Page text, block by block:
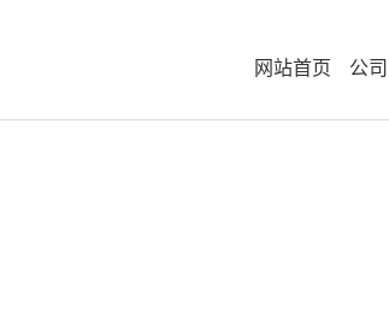
网站首页 公